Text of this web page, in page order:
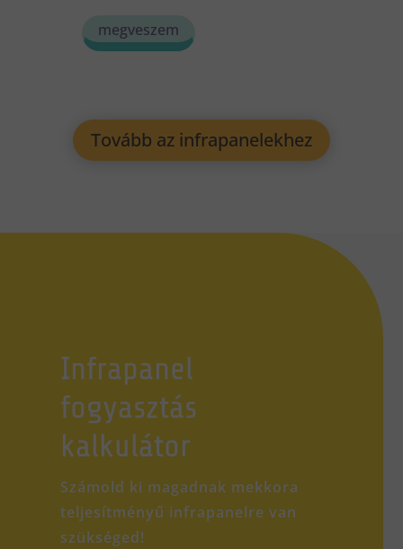
megveszem
Tovább az infrapanelekhez
Infrapanel
fogyasztás
kalkulátor
Számold ki magadnak mekkora
teljesítményű infrapanelre van
szükséged!